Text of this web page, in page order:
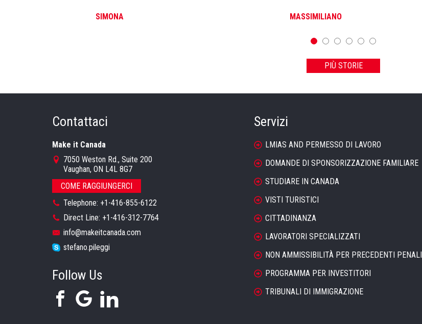
SIMONA MASSIMILIANO
PIÙ STORIE
Contattaci
Make it Canada
7050 Weston Rd., Suite 200
Vaughan, ON L4L 8G7
COME RAGGIUNGERCI
Telephone: +1-416-855-6122
Direct Line: +1-416-312-7764
info@makeitcanada.com
stefano.pileggi
Follow Us
Servizi
LMIAS AND PERMESSO DI LAVORO
DOMANDE DI SPONSORIZZAZIONE FAMILIARE
STUDIARE IN CANADA
VISTI TURISTICI
CITTADINANZA
LAVORATORI SPECIALIZZATI
NON AMMISSIBILITÀ PER PRECEDENTI PENALI
PROGRAMMA PER INVESTITORI
TRIBUNALI DI IMMIGRAZIONE